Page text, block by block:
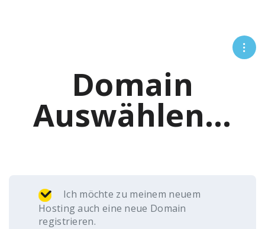
Domain
Auswählen...
Ich möchte zu meinem neuem
Hosting auch eine neue Domain
registrieren.